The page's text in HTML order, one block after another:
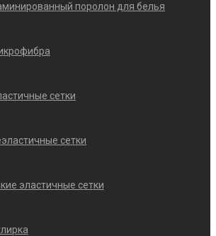
поролон для белья
сетки
сетки
эластичные сетки